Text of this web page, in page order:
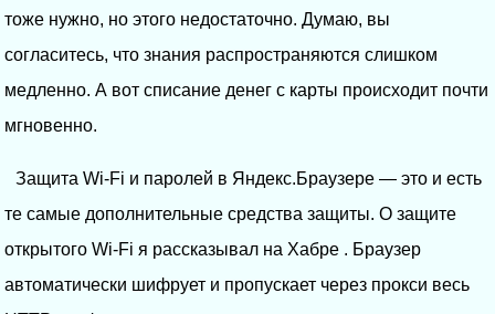
тоже нужно, но этого недостаточно. Думаю, вы
согласитесь, что знания распространяются слишком
медленно. А вот списание денег с карты происходит почти
мгновенно.
Защита Wi-Fi и паролей в Яндекс.Браузере — это и есть
те самые дополнительные средства защиты. О защите
открытого Wi-Fi я рассказывал на Хабре . Браузер
автоматически шифрует и пропускает через прокси весь